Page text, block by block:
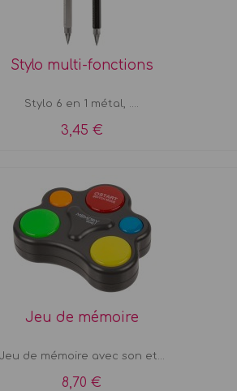
Stylo multi-fonctions
Stylo 6 en 1 métal, ....
3,45 €
Jeu de mémoire
de mémoire avec son et...
8,70 €